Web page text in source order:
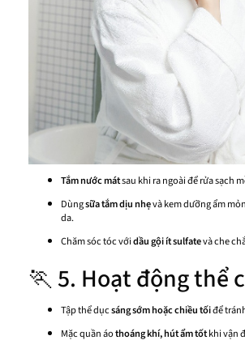
Tắm nước mátsau khi ra ngoài để rửa sạch
Dùngsữa tắm dịu nhẹvà kem dưỡng ẩm
da.
Chăm sóc tóc vớidầu gội ít sulfatevà che
🏃 5. Hoạt động thể
Tập thể dụcsáng sớm hoặc chiều tốiđể
Mặc quần áothoáng khí, hút ẩm tốtkhi vận